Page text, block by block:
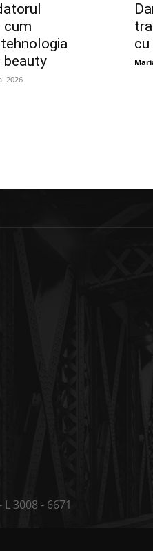
cum
beauty
2026
cu
L 3008 - 6671